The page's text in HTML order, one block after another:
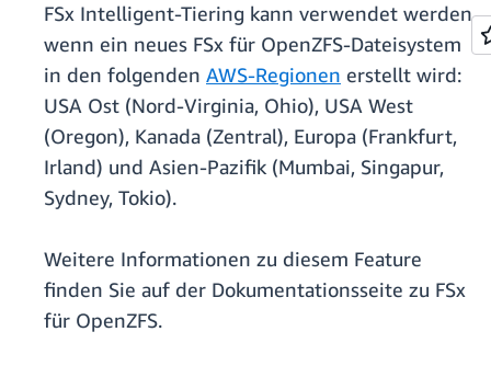
FSx Intelligent-Tiering kann verwendet werden,
wenn ein neues FSx für OpenZFS-Dateisystem
in den folgenden AWS-Regionen erstellt wird:
USA Ost (Nord-Virginia, Ohio), USA West
(Oregon), Kanada (Zentral), Europa (Frankfurt,
Irland) und Asien-Pazifik (Mumbai, Singapur,
Sydney, Tokio).
Weitere Informationen zu diesem Feature
finden Sie auf der Dokumentationsseite zu FSx
für OpenZFS.